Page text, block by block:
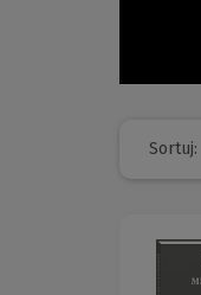
Sortuj: